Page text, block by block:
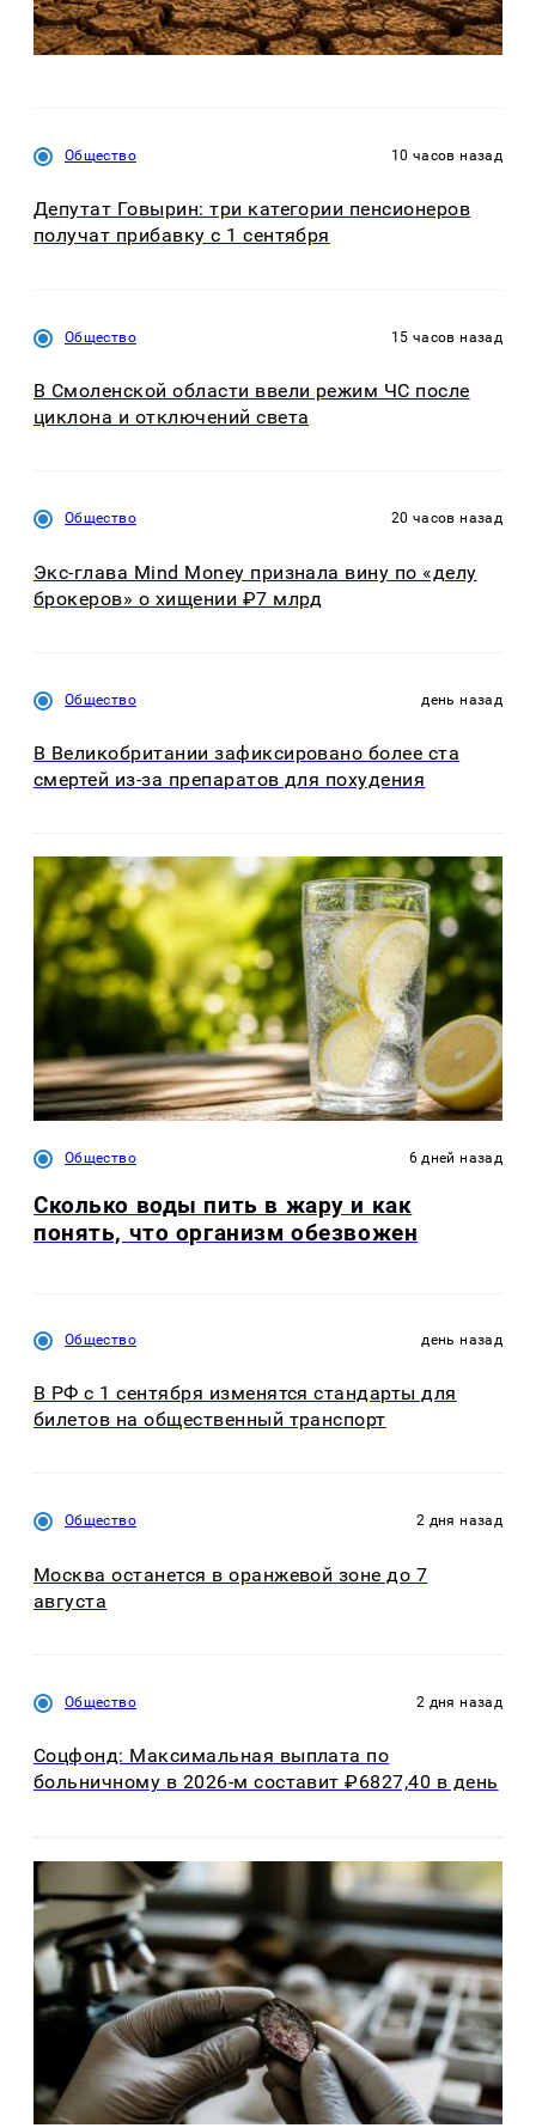
Общество 10 часов назад
Депутат Говырин: три категории пенсионеров
получат прибавку с 1 сентября
Общество 15 часов назад
В Смоленской области ввели режим ЧС после
циклона и отключений света
Общество 20 часов назад
Экс-глава Mind Money признала вину по «делу
брокеров» о хищении ₽7 млрд
Общество день назад
В Великобритании зафиксировано более ста
смертей из-за препаратов для похудения
Общество 6 дней назад
Сколько воды пить в жару и как
понять, что организм обезвожен
Общество день назад
В РФ с 1 сентября изменятся стандарты для
билетов на общественный транспорт
Общество 2 дня назад
Москва останется в оранжевой зоне до 7
августа
Общество 2 дня назад
Соцфонд: Максимальная выплата по
больничному в 2026-м составит ₽6827,40 в день